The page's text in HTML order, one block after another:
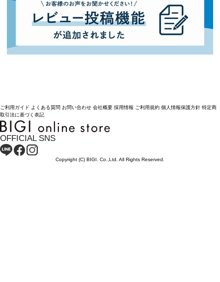
ご利用ガイド よくある質問 お問い合わせ 会社概要 採用情報 ご利用規約 個人情報保護方針 特定商
取引法に基づく表記
OFFICIAL SNS
Copyright (C) BIGI. Co.,Ltd. All Rights Reserved.